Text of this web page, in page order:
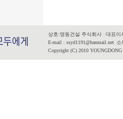
상호:영동건설 주식회사
대표이
E-mail : ssyd1191@hanmail.net 소
Copyright (C) 2010